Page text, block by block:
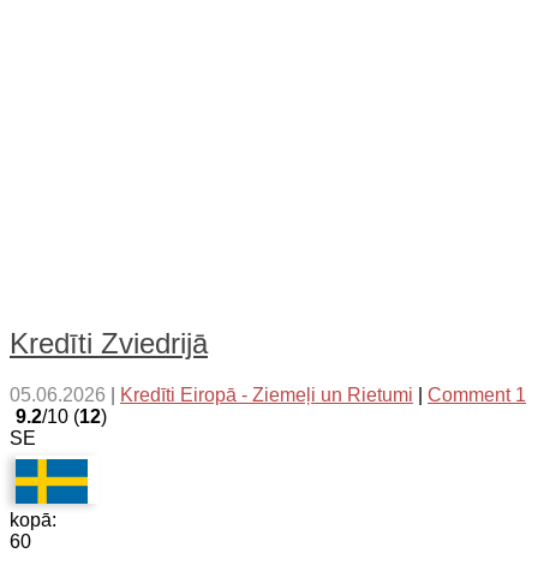
Kredīti Zviedrijā
05.06.2026 Kredīti Eiropā - Ziemeļi un Rietumi
Comment 1
9.2/10 (12)
SE
kopā:
60